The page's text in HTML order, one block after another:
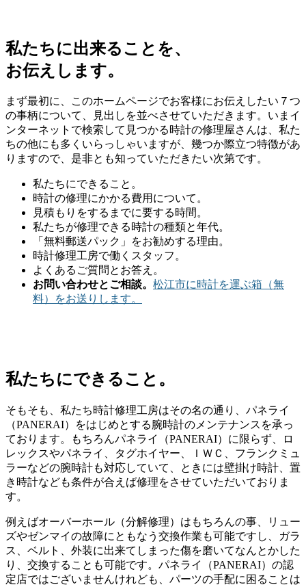
私たちに出来ることを、
お伝えします。
まず最初に、このホームページでお客様にお伝えしたい７つ
の事柄について、見出しを並べさせていただきます。いまイ
ンターネットで検索して見つかる時計の修理屋さんは、私た
ちの他にも多くいらっしゃいますが、幾つか際立つ特徴があ
りますので、是非とも知っていただきたい次第です。
私たちにできること。
時計の修理にかかる費用について。
見積もりをするまでに要する時間。
私たちが修理できる時計の種類と年代。
「無料郵送パック」をお勧めする理由。
時計修理工房で働くスタッフ。
よくあるご質問とお答え。
お問い合わせとご相談。 松江市に時計を運ぶ箱（無
料）をお送りします。
私たちにできること。
そもそも、私たち時計修理工房はその名の通り、パネライ
（PANERAI）をはじめとする腕時計のメンテナンスを承っ
ております。もちろんパネライ（PANERAI）に限らず、ロ
レックスやパネライ、タグホイヤー、ＩＷＣ、フランクミュ
ラーなどの腕時計も対応していて、ときには壁掛け時計、置
き時計なども条件が合えば修理をさせていただいておりま
す。
例えばオーバーホール（分解修理）はもちろんの事、リュー
ズやゼンマイの故障にともなう交換作業も可能ですし、ガラ
ス、ベルト、外装に出来てしまった傷を磨いてなんとかした
り、交換することも可能です。パネライ（PANERAI）の認
定店ではございませんけれども、パーツの手配に困ることは